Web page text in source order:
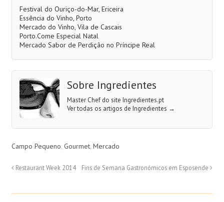
Festival do Ouriço-do-Mar, Ericeira
Essência do Vinho, Porto
Mercado do Vinho, Vila de Cascais
Porto.Come Especial Natal
Mercado Sabor de Perdição no Príncipe Real
Sobre Ingredientes
Master Chef do site Ingredientes.pt
Ver todas os artigos de Ingredientes →
Campo Pequeno, Gourmet, Mercado
Restaurant Week 2014 Fins de Semana Gastronómicos em Esposende